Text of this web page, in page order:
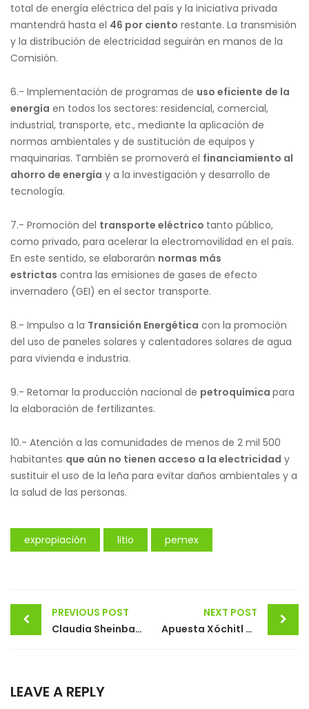
total de energía eléctrica del país y la iniciativa privada
mantendrá hasta el 46 por ciento restante. La transmisión
y la distribución de electricidad seguirán en manos de la
Comisión.
6.- Implementación de programas de uso eficiente de la
energía en todos los sectores: residencial, comercial,
industrial, transporte, etc., mediante la aplicación de
normas ambientales y de sustitución de equipos y
maquinarias. También se promoverá el financiamiento al
ahorro de energía y a la investigación y desarrollo de
tecnología.
7.- Promoción del transporte eléctrico tanto público,
como privado, para acelerar la electromovilidad en el país.
En este sentido, se elaborarán normas más
estrictas contra las emisiones de gases de efecto
invernadero (GEI) en el sector transporte.
8.- Impulso a la Transición Energética con la promoción
del uso de paneles solares y calentadores solares de agua
para vivienda e industria.
9.- Retomar la producción nacional de petroquímica para
la elaboración de fertilizantes.
10.- Atención a las comunidades de menos de 2 mil 500
habitantes que aún no tienen acceso a la electricidad y
sustituir el uso de la leña para evitar daños ambientales y a
la salud de las personas.
expropiación litio pemex
Post
navigation
PREVIOUS POST
Claudia Sheinbaum tiene como objetivo reducir producción de combustóleo de las refinerías, dice un asesor
NEXT POST
Apuesta Xóchitl Gálvez Ruiz por energía suficiente, limpia y barata
LEAVE A REPLY